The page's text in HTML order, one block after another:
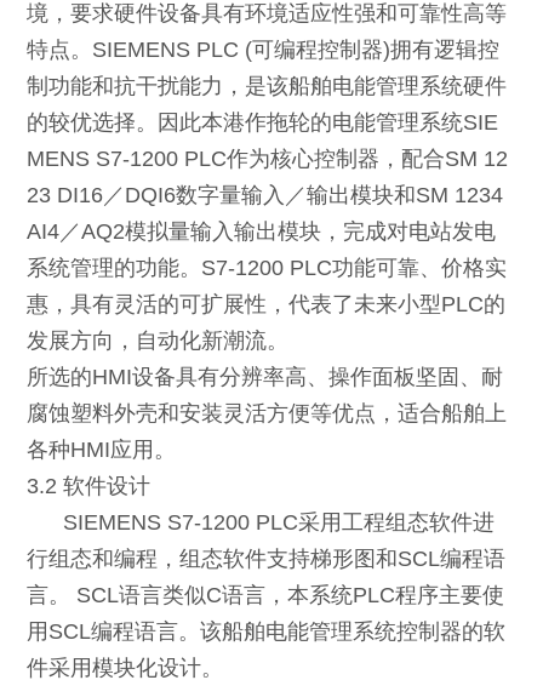
境，要求硬件设备具有环境适应性强和可靠性高等
特点。SIEMENS PLC (可编程控制器)拥有逻辑控
制功能和抗干扰能力，是该船舶电能管理系统硬件
的较优选择。因此本港作拖轮的电能管理系统SIE
MENS S7-1200 PLC作为核心控制器，配合SM 12
23 DI16／DQI6数字量输入／输出模块和SM 1234
AI4／AQ2模拟量输入输出模块，完成对电站发电
系统管理的功能。S7-1200 PLC功能可靠、价格实
惠，具有灵活的可扩展性，代表了未来小型PLC的
发展方向，自动化新潮流。
所选的HMI设备具有分辨率高、操作面板坚固、耐
腐蚀塑料外壳和安装灵活方便等优点，适合船舶上
各种HMI应用。
3.2 软件设计
SIEMENS S7-1200 PLC采用工程组态软件进
行组态和编程，组态软件支持梯形图和SCL编程语
言。 SCL语言类似C语言，本系统PLC程序主要使
用SCL编程语言。该船舶电能管理系统控制器的软
件采用模块化设计。